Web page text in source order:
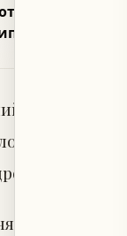
к
мяты
что